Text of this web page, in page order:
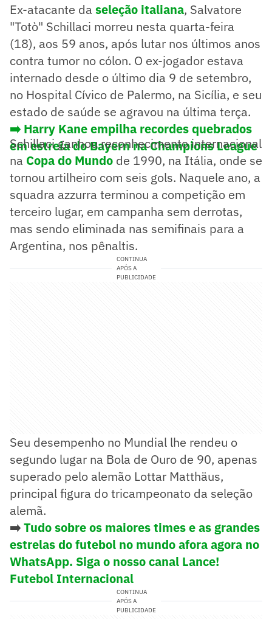
Ex-atacante da seleção italiana, Salvatore
"Totò" Schillaci morreu nesta quarta-feira
(18), aos 59 anos, após lutar nos últimos anos
contra tumor no cólon. O ex-jogador estava
internado desde o último dia 9 de setembro,
no Hospital Cívico de Palermo, na Sicília, e seu
estado de saúde se agravou na última terça.
➡️ Harry Kane empilha recordes quebrados
em estreia do Bayern na Champions League
Schillaci ganhou reconhecimento internacional
na Copa do Mundo de 1990, na Itália, onde se
tornou artilheiro com seis gols. Naquele ano, a
squadra azzurra terminou a competição em
terceiro lugar, em campanha sem derrotas,
mas sendo eliminada nas semifinais para a
Argentina, nos pênaltis.
CONTINUA
APÓS A
PUBLICIDADE
Seu desempenho no Mundial lhe rendeu o
segundo lugar na Bola de Ouro de 90, apenas
superado pelo alemão Lottar Matthäus,
principal figura do tricampeonato da seleção
alemã.
➡️Tudo sobre os maiores times e as grandes
estrelas do futebol no mundo afora agora no
WhatsApp. Siga o nosso canal Lance!
Futebol Internacional
CONTINUA
APÓS A
PUBLICIDADE